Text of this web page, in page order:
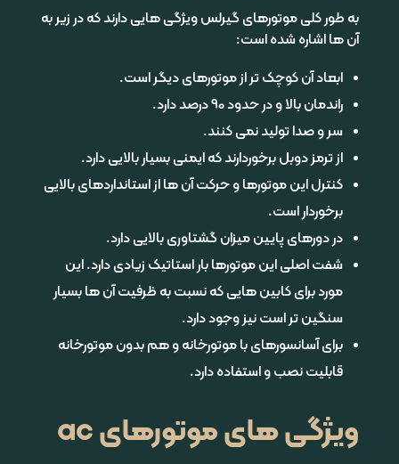
به طور کلی موتورهای گیرلس ویژگی هایی دارند که در زیر به
آن ها اشاره شده است:
ابعاد آن کوچک تر از موتورهای دیگر است.
راندمان بالا و در حدود 90 درصد دارد.
سر و صدا تولید نمی کنند.
از ترمز دوبل برخوردارند که ایمنی بسیار بالایی دارد.
کنترل این موتورها و حرکت آن ها از استانداردهای بالایی
برخوردار است.
در دورهای پایین میزان گشتاوری بالایی دارد.
شفت اصلی این موتورها بار استاتیک زیادی دارد. این
مورد برای کابین هایی که نسبت به ظرفیت آن ها بسیار
سنگین تر است نیز وجود دارد.
برای آسانسورهای با موتورخانه و هم بدون موتورخانه
قابلیت نصب و استفاده دارد.
ویژگی های موتورهای ac